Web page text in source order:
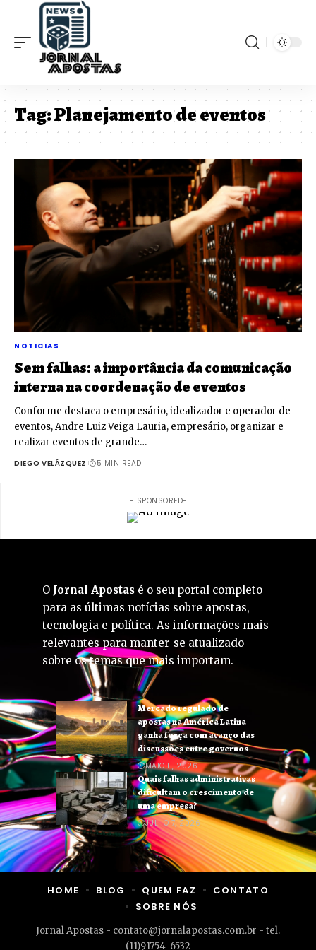
Tag:Planejamento de eventos
NOTICIAS
Sem falhas: a importância da comunicação
interna na coordenação de eventos
Conforme destaca o empresário, idealizador e operador de
eventos, Andre Luiz Veiga Lauria, empresário, organizar e
realizar eventos de grande…
DIEGO VELÁZQUEZ 5 MIN READ
- SPONSORED-
O Jornal Apostas é o seu portal completo
para as últimas notícias sobre apostas,
tecnologia e política. As informações mais
relevantes para manter-se atualizado
sobre os temas que mais importam.
Mercado regulado de
apostas na América Latina
ganha força com avanço das
discussões entre governos
MAIO 11, 2026
Quais falhas administrativas
dificultam o crescimento de
uma empresa?
JULHO 7, 2026
Jornal Apostas - contato@jornalapostas.com.br - tel.
(11)91754-6532
HOME BLOG QUEM FAZ
CONTATO
SOBRE NÓS